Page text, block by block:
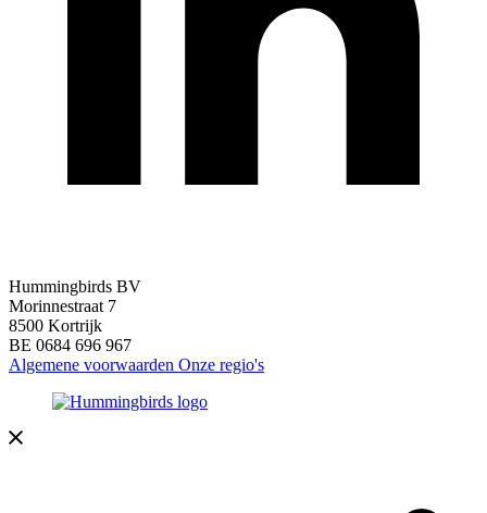
Hummingbirds BV
Morinnestraat 7
8500 Kortrijk
BE 0684 696 967
Algemene voorwaarden Onze regio's